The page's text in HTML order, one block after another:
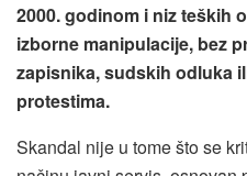
2000. godinom i niz teških
izborne manipulacije, bez
zapisnika, sudskih odluka
protestima.
Skandal nije u tome što se